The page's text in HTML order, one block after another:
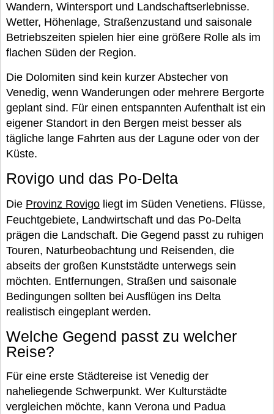
Wandern, Wintersport und Landschaftserlebnisse.
Wetter, Höhenlage, Straßenzustand und saisonale
Betriebszeiten spielen hier eine größere Rolle als im
flachen Süden der Region.
Die Dolomiten sind kein kurzer Abstecher von
Venedig, wenn Wanderungen oder mehrere Bergorte
geplant sind. Für einen entspannten Aufenthalt ist ein
eigener Standort in den Bergen meist besser als
tägliche lange Fahrten aus der Lagune oder von der
Küste.
Rovigo und das Po-Delta
Die Provinz Rovigo liegt im Süden Venetiens. Flüsse,
Feuchtgebiete, Landwirtschaft und das Po-Delta
prägen die Landschaft. Die Gegend passt zu ruhigen
Touren, Naturbeobachtung und Reisenden, die
abseits der großen Kunststädte unterwegs sein
möchten. Entfernungen, Straßen und saisonale
Bedingungen sollten bei Ausflügen ins Delta
realistisch eingeplant werden.
Welche Gegend passt zu welcher
Reise?
Für eine erste Städtereise ist Venedig der
naheliegende Schwerpunkt. Wer Kulturstädte
vergleichen möchte, kann Verona und Padua